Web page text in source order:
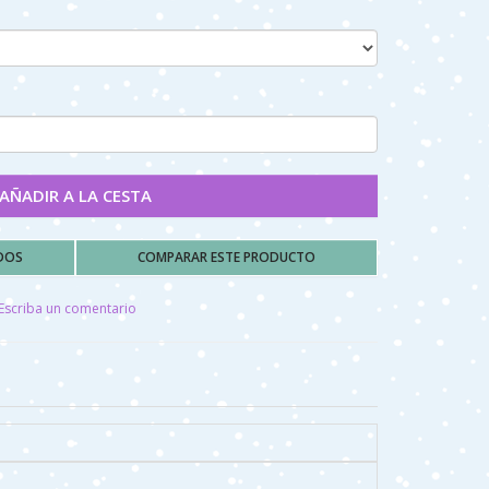
AÑADIR A LA CESTA
COMPARAR ESTE PRODUCTO
Escriba un comentario